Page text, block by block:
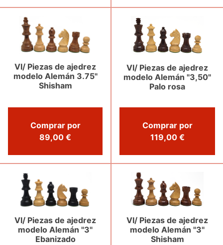
VI/ Piezas de ajedrez
modelo Alemán 3.75"
Shisham
Comprar por
89,00 €
VI/ Piezas de ajedrez
modelo Alemán "3,50"
Palo rosa
Comprar por
119,00 €
VI/ Piezas de ajedrez
modelo Alemán "3"
Ebanizado
VI/ Piezas de ajedrez
modelo Alemán "3"
Shisham